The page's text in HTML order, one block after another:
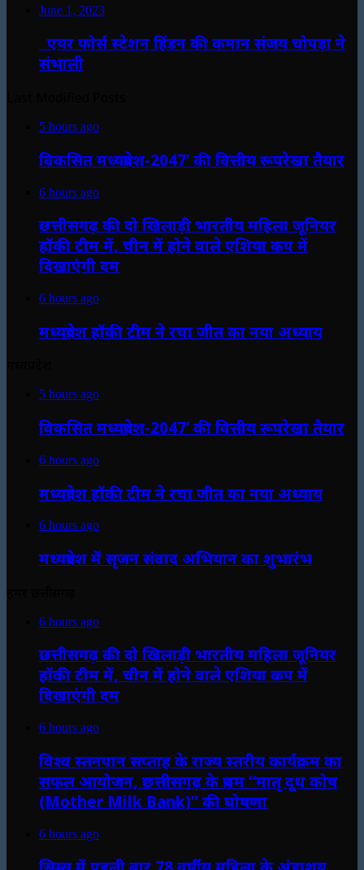
June 1, 2023
एयर फोर्स स्टेशन हिंडन की कमान संजय चोपड़ा ने
संभाली
5 hours ago
विकसित मध्यप्रदेश-2047’ की वित्तीय रूपरेखा तैयार
6 hours ago
छत्तीसगढ़ की दो खिलाड़ी भारतीय महिला जूनियर
हॉकी टीम में, चीन में होने वाले एशिया कप में
दिखाएंगी दम
6 hours ago
मध्यप्रदेश हॉकी टीम ने रचा जीत का नया अध्याय
5 hours ago
विकसित मध्यप्रदेश-2047’ की वित्तीय रूपरेखा तैयार
6 hours ago
मध्यप्रदेश हॉकी टीम ने रचा जीत का नया अध्याय
6 hours ago
मध्यप्रदेश में सृजन संवाद अभियान का शुभारंभ
6 hours ago
छत्तीसगढ़ की दो खिलाड़ी भारतीय महिला जूनियर
हॉकी टीम में, चीन में होने वाले एशिया कप में
दिखाएंगी दम
6 hours ago
विश्व स्तनपान सप्ताह के राज्य स्तरीय कार्यक्रम का
सफल आयोजन, छत्तीसगढ़ के प्रथम “मातृ दूध कोष
(Mother Milk Bank)” की घोषणा
6 hours ago